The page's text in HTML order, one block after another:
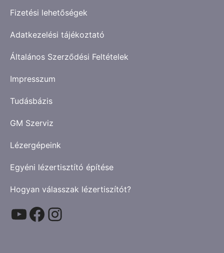
Fizetési lehetőségek
Adatkezelési tájékoztató
Általános Szerződési Feltételek
Impresszum
Tudásbázis
GM Szerviz
Lézergépeink
Egyéni lézertisztító építése
Hogyan válasszak lézertiszítót?
YouTube
Facebook
Instagram